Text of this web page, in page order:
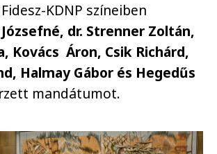
KDNP színeiben
dr. Strenner Zoltán,
Kovács Áron, Csik Richárd,
Halmay Gábor és Hegedűs
mandátumot.